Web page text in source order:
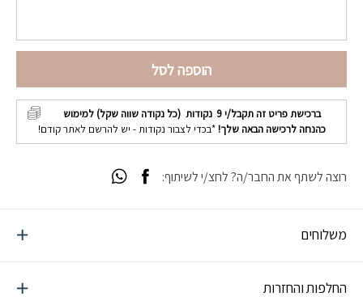
הוספה לסל
ברכישת פריט זה תקבל/י 9 נקודות (כל נקודה שווה שקל) למימוש
כהנחה לרכישה הבאה שלך! *בכדי לצבור נקודות - יש להרשם לאתר קודם!
משלוחים
החלפות והחזרות
רוצה לשתף את החבר/ה? לחצ/י לשיתוף: